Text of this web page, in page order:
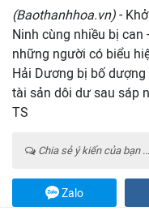
(Baothanhhoa.vn) -
Ninh cùng nhiều bị can
những người có biểu
Hải Dương bị bố
tài sản dôi dư sau sáp
TS
Chia sẻ ý kiến của bạn ...
Zalo